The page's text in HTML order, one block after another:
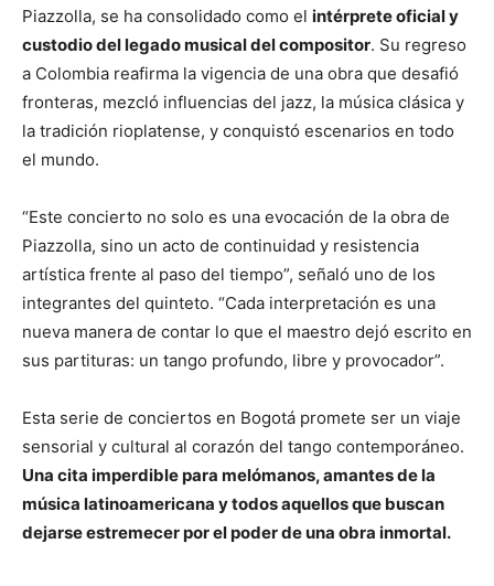
Piazzolla, se ha consolidado como el intérprete oficial y
custodio del legado musical del compositor. Su regreso
a Colombia reafirma la vigencia de una obra que desafió
fronteras, mezcló influencias del jazz, la música clásica y
la tradición rioplatense, y conquistó escenarios en todo
el mundo.
“Este concierto no solo es una evocación de la obra de
Piazzolla, sino un acto de continuidad y resistencia
artística frente al paso del tiempo”, señaló uno de los
integrantes del quinteto. “Cada interpretación es una
nueva manera de contar lo que el maestro dejó escrito en
sus partituras: un tango profundo, libre y provocador”.
Esta serie de conciertos en Bogotá promete ser un viaje
sensorial y cultural al corazón del tango contemporáneo.
Una cita imperdible para melómanos, amantes de la
música latinoamericana y todos aquellos que buscan
dejarse estremecer por el poder de una obra inmortal.